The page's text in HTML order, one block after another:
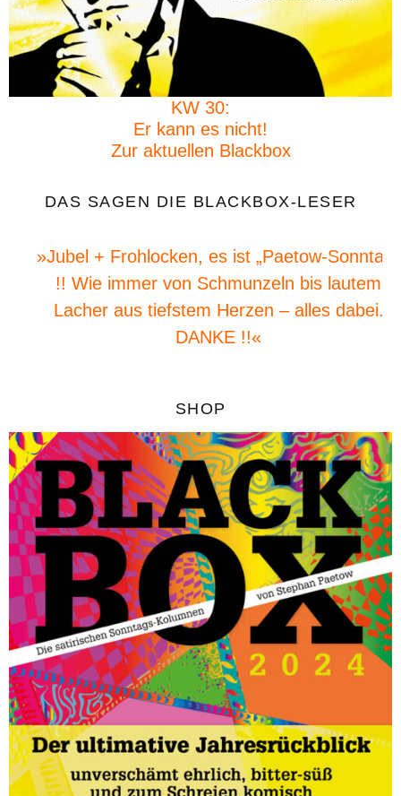
KW 30:
Er kann es nicht!
Zur aktuellen Blackbox
DAS SAGEN DIE BLACKBOX-LESER
»Jubel + Frohlocken, es ist „Paetow-Sonntag“
!! Wie immer von Schmunzeln bis lautem
Lacher aus tiefstem Herzen – alles dabei.
DANKE !!«
SHOP